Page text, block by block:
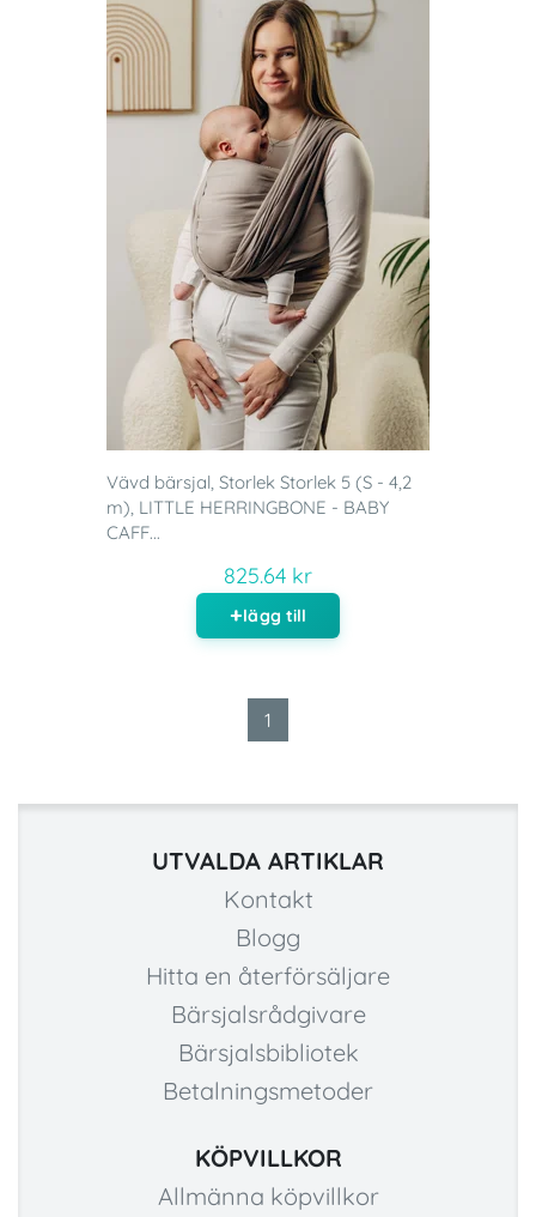
Vävd bärsjal, Storlek Storlek 5 (S - 4,2
m), LITTLE HERRINGBONE - BABY
CAFF...
825.64 kr
lägg till
1
UTVALDA ARTIKLAR
Kontakt
Blogg
Hitta en återförsäljare
Bärsjalsrådgivare
Bärsjalsbibliotek
Betalningsmetoder
KÖPVILLKOR
Allmänna köpvillkor